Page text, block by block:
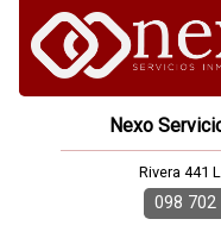
Nexo
Rivera 441
098 702